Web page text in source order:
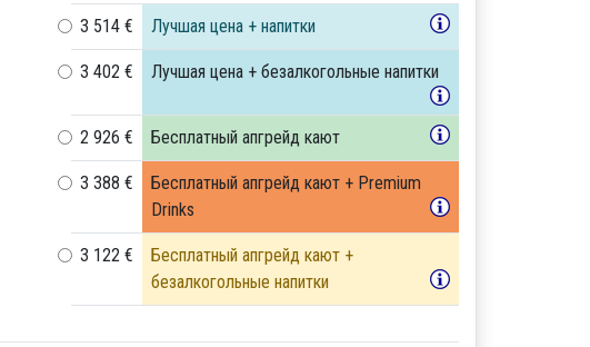
3 514 € Лучшая цена + напитки
3 402 € Лучшая цена + безалкогольные напитки
2 926 € Бесплатный апгрейд кают
3 388 €
Бесплатный апгрейд кают + Premium
Drinks
3 122 €
Бесплатный апгрейд кают +
безалкогольные напитки